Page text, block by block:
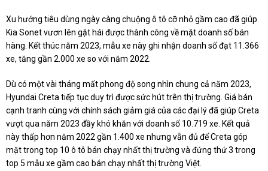
Xu hướng tiêu dùng ngày càng chuộng ô tô cỡ nhỏ gầm cao đã giúp
Kia Sonet vươn lên gặt hái được thành công về mặt doanh số bán
hàng. Kết thúc năm 2023, mẫu xe này ghi nhận doanh số đạt 11.366
xe, tăng gần 2.000 xe so với năm 2022.
Dù có một vài tháng mất phong độ song nhìn chung cả năm 2023,
Hyundai Creta tiếp tục duy trì được sức hút trên thị trường. Giá bán
cạnh tranh cùng với chính sách giảm giá của các đại lý đã giúp Creta
vượt qua năm 2023 đầy khó khăn với doanh số 10.719 xe. Kết quả
này thấp hơn năm 2022 gần 1.400 xe nhưng vẫn đủ để Creta góp
mặt trong top 10 ô tô bán chạy nhất thị trường và đứng thứ 3 trong
top 5 mẫu xe gầm cao bán chạy nhất thị trường Việt.